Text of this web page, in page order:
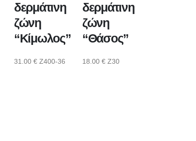
δερμάτινη
ζώνη
“Κίμωλος”
31.00 €Z400-36
δερμάτινη
ζώνη
“Θάσος”
18.00 €Z30